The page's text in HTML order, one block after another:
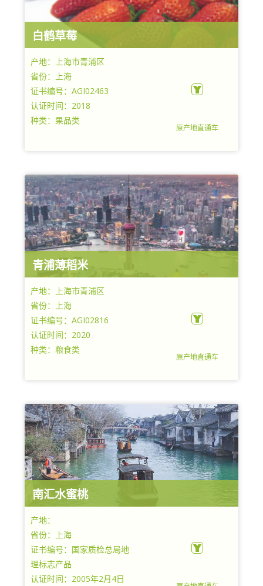
白鹤草莓
产地：上海市青浦区
省份：上海
证书编号：AGI02463
认证时间：2018
种类：果品类
原产地直通车
青浦薄稻米
产地：上海市青浦区
省份：上海
证书编号：AGI02816
认证时间：2020
种类：粮食类
原产地直通车
南汇水蜜桃
产地：
省份：上海
证书编号：国家质检总局地
理标志产品
认证时间：2005年2月4日